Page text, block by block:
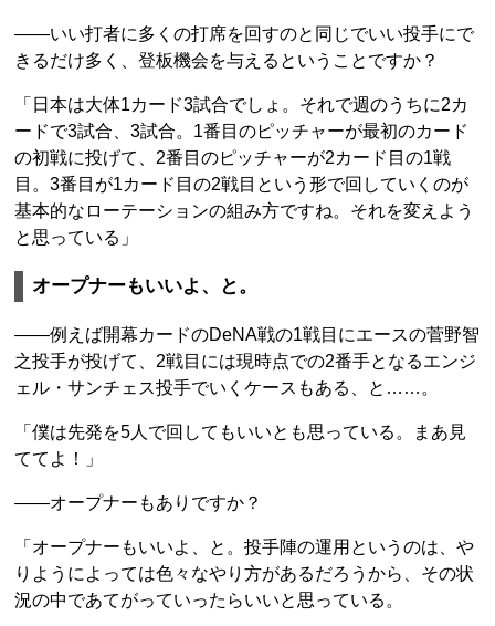
――いい打者に多くの打席を回すのと同じでいい投手にで
きるだけ多く、登板機会を与えるということですか？
「日本は大体1カード3試合でしょ。それで週のうちに2カ
ードで3試合、3試合。1番目のピッチャーが最初のカード
の初戦に投げて、2番目のピッチャーが2カード目の1戦
目。3番目が1カード目の2戦目という形で回していくのが
基本的なローテーションの組み方ですね。それを変えよう
と思っている」
オープナーもいいよ、と。
――例えば開幕カードのDeNA戦の1戦目にエースの菅野智
之投手が投げて、2戦目には現時点での2番手となるエンジ
ェル・サンチェス投手でいくケースもある、と……。
「僕は先発を5人で回してもいいとも思っている。まあ見
ててよ！」
――オープナーもありですか？
「オープナーもいいよ、と。投手陣の運用というのは、や
りようによっては色々なやり方があるだろうから、その状
況の中であてがっていったらいいと思っている。